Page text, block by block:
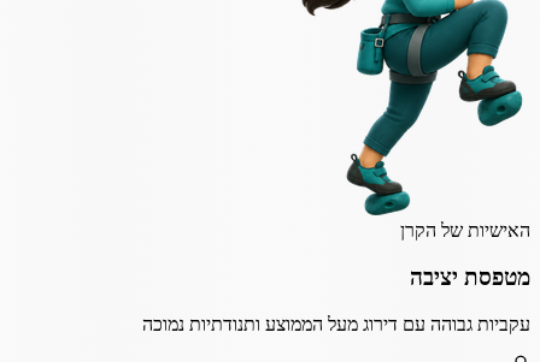
האישיות של הקרן
מטפסת יציבה
עקביות גבוהה עם דירוג מעל הממוצע ותנודתיות נמוכה